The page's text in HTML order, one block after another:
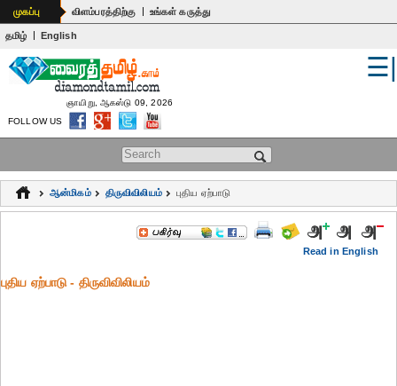
உலகம்
பொதுஅறிவு
கல்வி
ஆன்மிகம்
மருத்துவம்
முகப்பு விளம்பரத்திற்கு | உங்கள் கருத்து
தமிழ் | English
Search form
☰|
ஞாயிறு, ஆகஸ்டு 09, 2026
FOLLOW US
ஆன்மிகம் திருவிவிலியம் புதிய ஏற்பாடு
Read in English
புதிய ஏற்பாடு - திருவிவிலியம்